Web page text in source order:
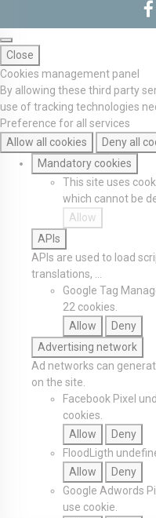
Close
Cookies management panel
By allowing these third party
use of tracking technologies
Preference for all services
Allow all cookies
Deny all
Mandatory cookies
This site uses
which cannot be
Allow
APIs
APIs are used to load
translations, ...
Google Tag
22 cookies.
Allow
Deny
Advertising network
Ad networks can
on the site.
Facebook Pixel
cookies.
Allow
Deny
FloodLigth
Allow
Deny
Google Adwords
use cookie.